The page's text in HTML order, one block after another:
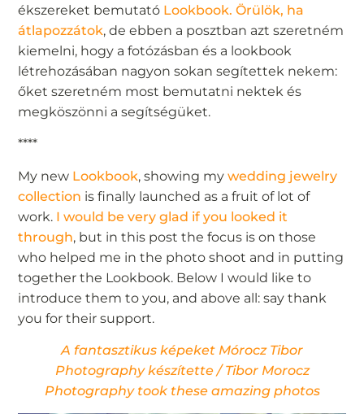
ékszereket bemutató Lookbook. Örülök, ha
átlapozzátok, de ebben a posztban azt szeretném
kiemelni, hogy a fotózásban és a lookbook
létrehozásában nagyon sokan segítettek nekem:
őket szeretném most bemutatni nektek és
megköszönni a segítségüket.
****
My new Lookbook, showing mywedding jewelry
collection is finally launched as a fruit of lot of
work. I would be very glad if you looked it
through, but in this post the focus is on those
who helped me in the photo shoot and in putting
together the Lookbook. Below I would like to
introduce them to you, and above all: say thank
you for their support.
A fantasztikus képeket Mórocz Tibor
Photography készítette / Tibor Morocz
Photography took these amazing photos